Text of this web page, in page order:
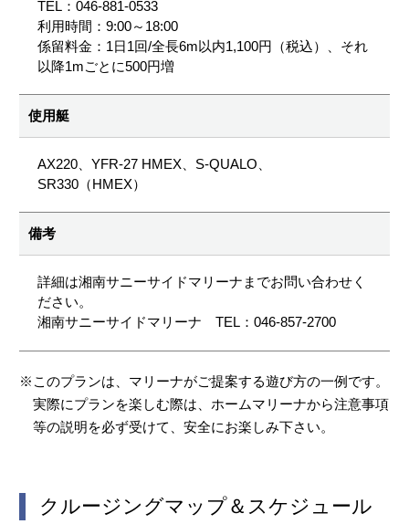
TEL：046-881-0533
利用時間：9:00～18:00
係留料金：1日1回/全長6m以内1,100円（税込）、それ
以降1mごとに500円増
使用艇
AX220、YFR-27 HMEX、S-QUALO、
SR330（HMEX）
備考
詳細は湘南サニーサイドマリーナまでお問い合わせく
ださい。
湘南サニーサイドマリーナ TEL：046-857-2700
※このプランは、マリーナがご提案する遊び方の一例です。
実際にプランを楽しむ際は、ホームマリーナから注意事項
等の説明を必ず受けて、安全にお楽しみ下さい。
クルージングマップ＆スケジュール